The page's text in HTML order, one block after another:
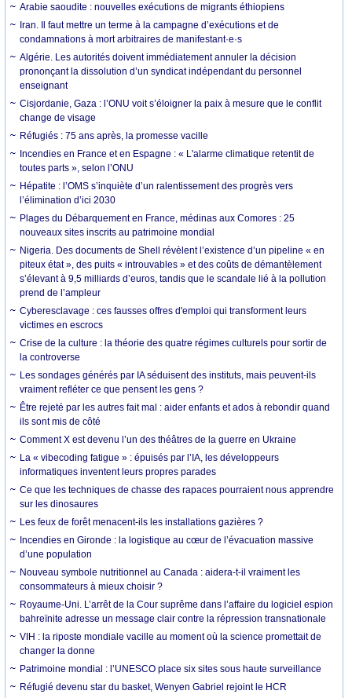
Arabie saoudite : nouvelles exécutions de migrants éthiopiens
Iran. Il faut mettre un terme à la campagne d’exécutions et de
condamnations à mort arbitraires de manifestant·e·s
Algérie. Les autorités doivent immédiatement annuler la décision
prononçant la dissolution d’un syndicat indépendant du personnel
enseignant
Cisjordanie, Gaza : l’ONU voit s’éloigner la paix à mesure que le conflit
change de visage
Réfugiés : 75 ans après, la promesse vacille
Incendies en France et en Espagne : « L'alarme climatique retentit de
toutes parts », selon l’ONU
Hépatite : l’OMS s’inquiète d’un ralentissement des progrès vers
l’élimination d’ici 2030
Plages du Débarquement en France, médinas aux Comores : 25
nouveaux sites inscrits au patrimoine mondial
Nigeria. Des documents de Shell révèlent l’existence d’un pipeline « en
piteux état », des puits « introuvables » et des coûts de démantèlement
s’élevant à 9,5 milliards d’euros, tandis que le scandale lié à la pollution
prend de l’ampleur
Cyberesclavage : ces fausses offres d'emploi qui transforment leurs
victimes en escrocs
Crise de la culture : la théorie des quatre régimes culturels pour sortir de
la controverse
Les sondages générés par IA séduisent des instituts, mais peuvent-ils
vraiment refléter ce que pensent les gens ?
Être rejeté par les autres fait mal : aider enfants et ados à rebondir quand
ils sont mis de côté
Comment X est devenu l’un des théâtres de la guerre en Ukraine
La « vibecoding fatigue » : épuisés par l’IA, les développeurs
informatiques inventent leurs propres parades
Ce que les techniques de chasse des rapaces pourraient nous apprendre
sur les dinosaures
Les feux de forêt menacent-ils les installations gazières ?
Incendies en Gironde : la logistique au cœur de l’évacuation massive
d’une population
Nouveau symbole nutritionnel au Canada : aidera-t-il vraiment les
consommateurs à mieux choisir ?
Royaume-Uni. L’arrêt de la Cour suprême dans l’affaire du logiciel espion
bahreïnite adresse un message clair contre la répression transnationale
VIH : la riposte mondiale vacille au moment où la science promettait de
changer la donne
Patrimoine mondial : l’UNESCO place six sites sous haute surveillance
Réfugié devenu star du basket, Wenyen Gabriel rejoint le HCR